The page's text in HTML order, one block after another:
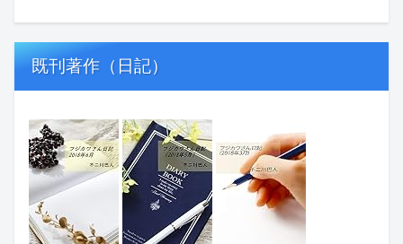
既刊著作（日記）